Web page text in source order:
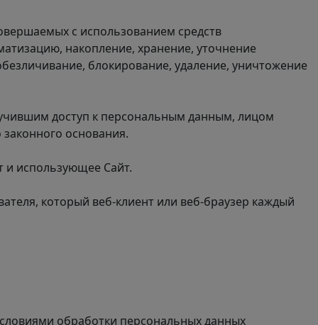
с использованием средств
накопление, хранение, уточнение
блокирование, удаление, уничтожение
доступ к персональным данным, лицом
основания.
и использующее Сайт.
который веб-клиент или веб-браузер каждый
обработки персональных данных